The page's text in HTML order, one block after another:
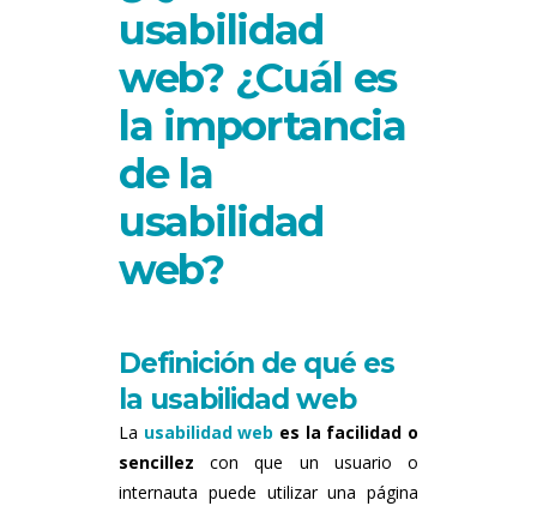
usabilidad
web? ¿Cuál es
la importancia
de la
usabilidad
web?
Definición de qué es
la usabilidad web
La usabilidad web es la facilidad o
sencillez con que un usuario o
internauta puede utilizar una página